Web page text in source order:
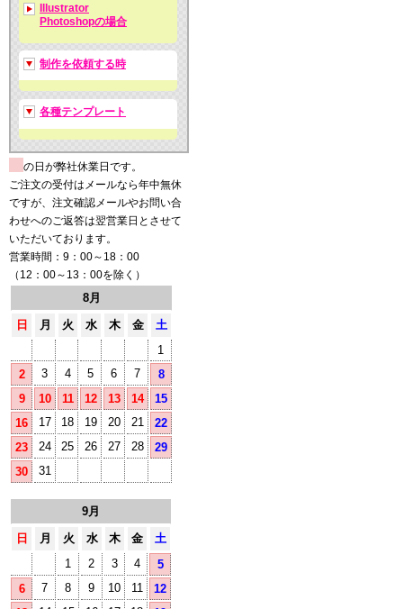
Illustrator
Photoshopの場合
制作を依頼する時
各種テンプレート
の日が弊社休業日です。
ご注文の受付はメールなら年中無休
ですが、注文確認メールやお問い合
わせへのご返答は翌営業日とさせて
いただいております。
営業時間：9：00～18：00
（12：00～13：00を除く）
8月
日
月 火 水 木 金
土
1
2
3 4 5 6 7
8
9
10 11 12 13 14
15
16
17 18 19 20 21
22
23
24 25 26 27 28
29
30
31
9月
日
月 火 水 木 金
土
1
2 3 4
5
6
7 8 9 10 11
12